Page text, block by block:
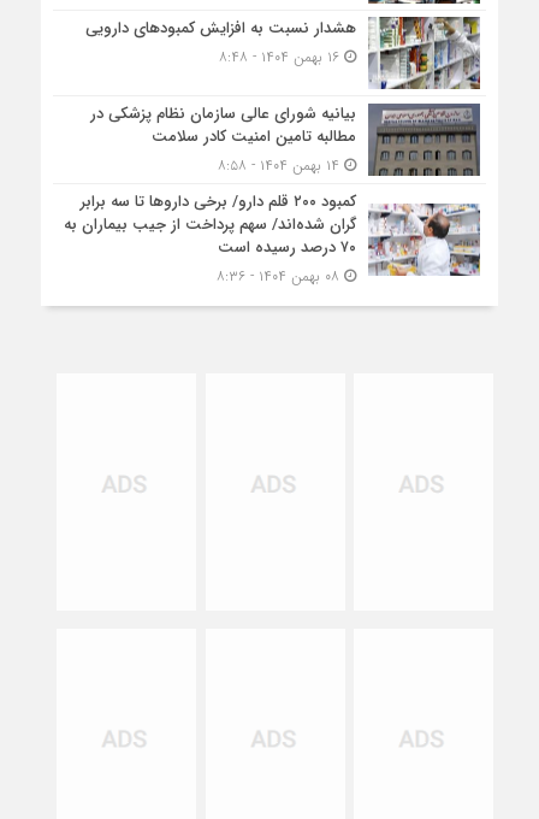
هشدار نسبت به افزایش کمبودهای دارویی
۱۶ بهمن ۱۴۰۴ - ۸:۴۸
بیانیه شورای عالی سازمان نظام پزشکی در
مطالبه تامین امنیت کادر سلامت
کمبود ۲۰۰ قلم دارو/ برخی داروها تا سه برابر
گران شده‌اند/ سهم پرداخت از جیب بیماران به
۷۰ درصد رسیده است